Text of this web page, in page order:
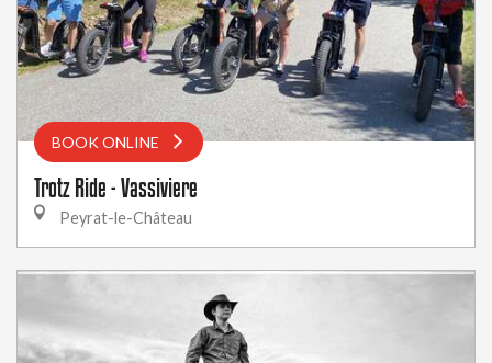
BOOK ONLINE
Trotz Ride - Vassiviere
Peyrat-le-Château